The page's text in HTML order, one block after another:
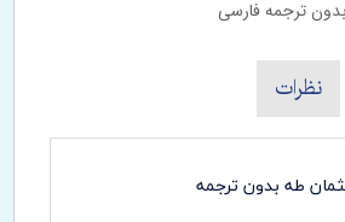
نظرات
طه بدون ترجمه